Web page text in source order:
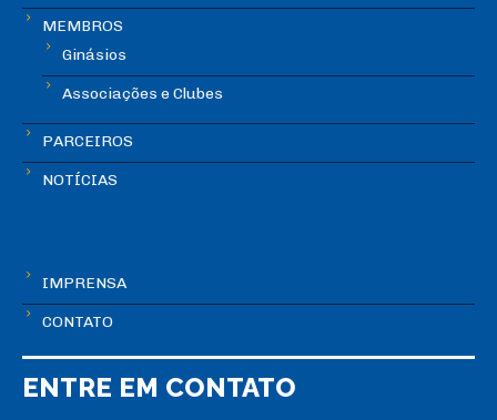
MEMBROS
Ginásios
Associações e Clubes
PARCEIROS
NOTÍCIAS
IMPRENSA
CONTATO
ENTRE EM CONTATO